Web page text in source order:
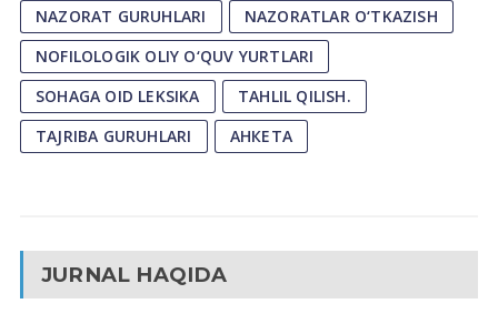
NAZORAT GURUHLARI
NAZORATLAR O‘TKAZISH
NOFILOLOGIK OLIY O‘QUV YURTLARI
SOHAGA OID LEKSIKA
TAHLIL QILISH.
TAJRIBA GURUHLARI
АНКЕТА
JURNAL HAQIDA